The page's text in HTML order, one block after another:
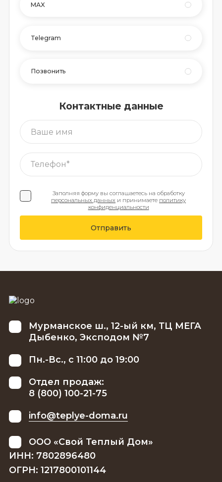
MAX
Telegram
Позвонить
Контактные данные
Заполняя форму вы соглашаетесь на обработку
персональных данных и принимаете политику
конфиденциальности
Отправить
Мурманское ш., 12-ый км, ТЦ МЕГА
Дыбенко, Эксподом №7
Пн.-Вс., с 11:00 до 19:00
Отдел продаж:
8 (800) 100-21-75
info@teplye-doma.ru
ООО «Свой Теплый Дом»
ИНН: 7802896480
ОГРН: 1217800101144